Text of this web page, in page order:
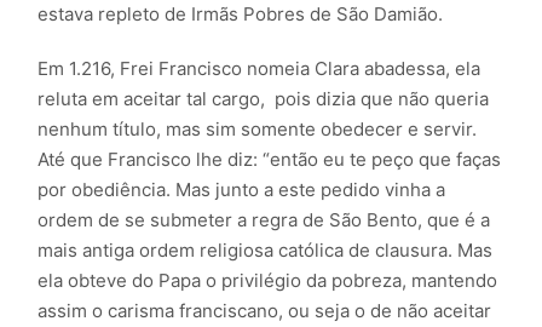
estava repleto de Irmãs Pobres de São Damião.
Em 1.216, Frei Francisco nomeia Clara abadessa, ela
reluta em aceitar tal cargo, pois dizia que não queria
nenhum título, mas sim somente obedecer e servir.
Até que Francisco lhe diz: “então eu te peço que faças
por obediência. Mas junto a este pedido vinha a
ordem de se submeter a regra de São Bento, que é a
mais antiga ordem religiosa católica de clausura. Mas
ela obteve do Papa o privilégio da pobreza, mantendo
assim o carisma franciscano, ou seja o de não aceitar